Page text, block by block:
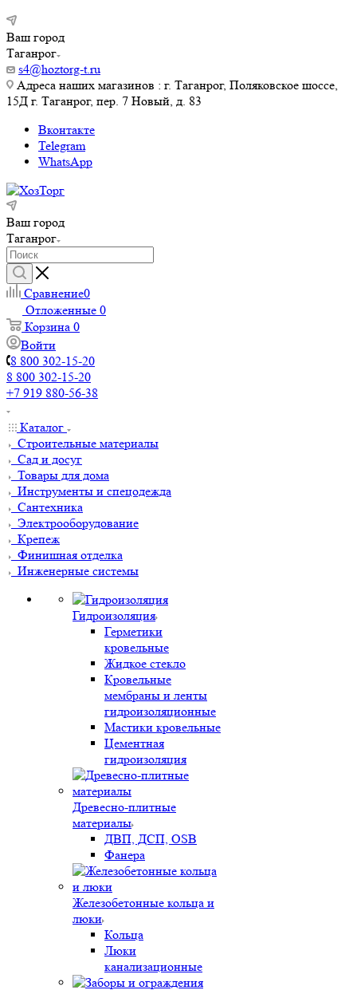
Ваш город
Таганрог
s4@hoztorg-t.ru
Адреса наших магазинов : г. Таганрог, Поляковское шоссе,
15Д г. Таганрог, пер. 7 Новый, д. 83
Вконтакте
Telegram
WhatsApp
Ваш город
Таганрог
Сравнение0
Отложенные 0
Корзина 0
Войти
8 800 302-15-20
8 800 302-15-20
+7 919 880-56-38
Каталог
Строительные материалы
Сад и досуг
Товары для дома
Инструменты и спецодежда
Сантехника
Электрооборудование
Крепеж
Финишная отделка
Инженерные системы
Гидроизоляция
Герметики
кровельные
Жидкое стекло
Кровельные
мембраны и ленты
гидроизоляционные
Мастики кровельные
Цементная
гидроизоляция
Древесно-плитные
материалы
ДВП, ДСП, OSB
Фанера
Железобетонные кольца и
люки
Кольца
Люки
канализационные